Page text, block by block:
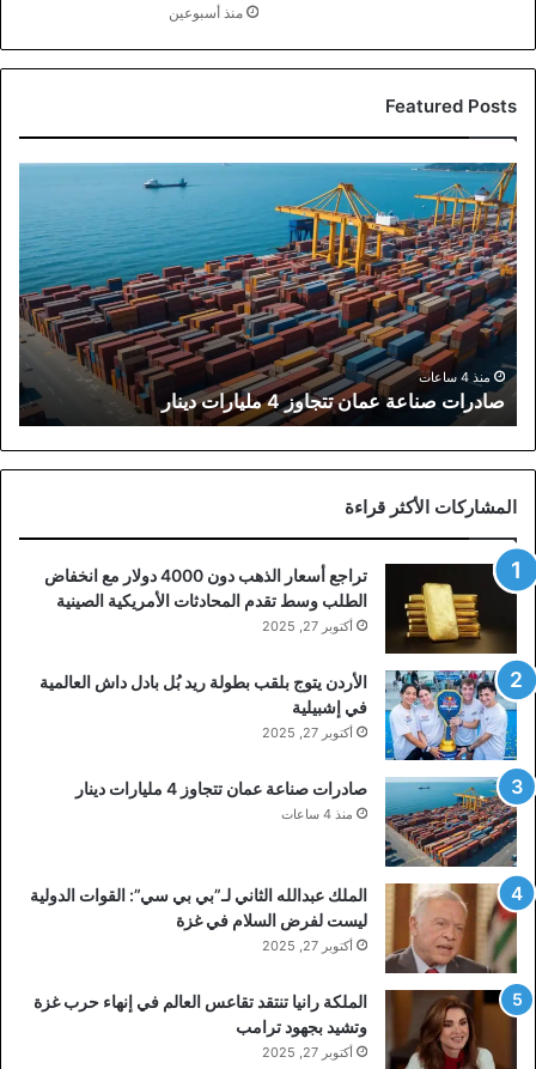
منذ أسبوعين
Featured Posts
صادرات
صناعة
عمان
تتجاوز
4
مليارات
دينار
منذ 4 ساعات
صادرات صناعة عمان تتجاوز 4 مليارات دينار
المشاركات الأكثر قراءة
تراجع أسعار الذهب دون 4000 دولار مع انخفاض
الطلب وسط تقدم المحادثات الأمريكية الصينية
أكتوبر 27, 2025
الأردن يتوج بلقب بطولة ريد بُل بادل داش العالمية
في إشبيلية
أكتوبر 27, 2025
صادرات صناعة عمان تتجاوز 4 مليارات دينار
منذ 4 ساعات
الملك عبدالله الثاني لـ”بي بي سي”: القوات الدولية
ليست لفرض السلام في غزة
أكتوبر 27, 2025
الملكة رانيا تنتقد تقاعس العالم في إنهاء حرب غزة
وتشيد بجهود ترامب
أكتوبر 27, 2025